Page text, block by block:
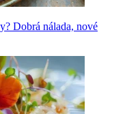
Dobrá nálada, nové